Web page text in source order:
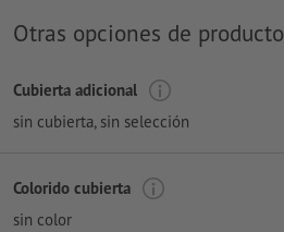
Otras opciones de producto
Cubierta adicional
sin cubierta, sin selección
Colorido cubierta
sin color